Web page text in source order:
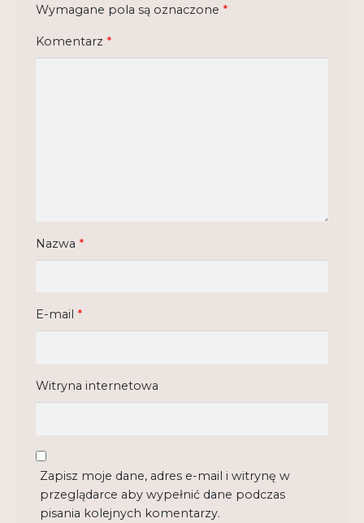
Realizacje
Regulamin
Wymagane pola są oznaczone *
Komentarz *
Nazwa *
E-mail *
Witryna internetowa
Zapisz moje dane, adres e-mail i witrynę w
przeglądarce aby wypełnić dane podczas
pisania kolejnych komentarzy.